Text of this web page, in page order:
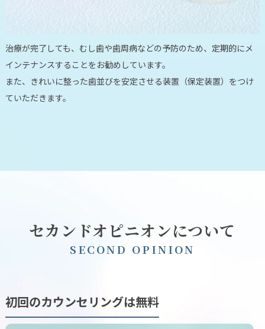
治療が完了しても、むし歯や歯周病などの予防のため、定期的にメ
インテナンスすることをお勧めしています。
また、きれいに整った歯並びを安定させる装置（保定装置）をつけ
ていただきます。
セカンドオピニオンについて
SECOND OPINION
初回のカウンセリングは無料